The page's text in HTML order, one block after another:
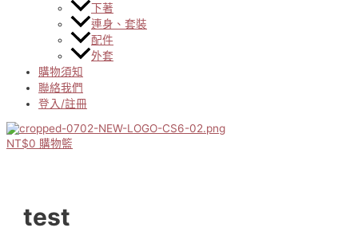
下著
連身、套裝
配件
外套
購物須知
聯絡我們
登入/註冊
NT$0 購物籃
test